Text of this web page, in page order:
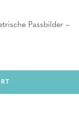
Passbilder –